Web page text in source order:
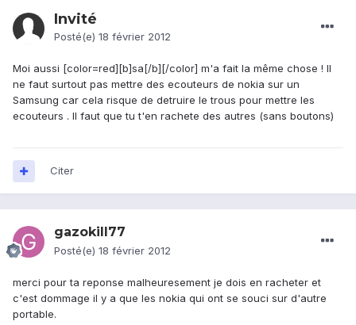
Invité
Posté(e) 18 février 2012
Moi aussi [color=red][b]sa[/b][/color] m'a fait la même chose ! Il
ne faut surtout pas mettre des ecouteurs de nokia sur un
Samsung car cela risque de detruire le trous pour mettre les
ecouteurs . Il faut que tu t'en rachete des autres (sans boutons)
Citer
gazokill77
Posté(e) 18 février 2012
merci pour ta reponse malheuresement je dois en racheter et
c'est dommage il y a que les nokia qui ont se souci sur d'autre
portable.